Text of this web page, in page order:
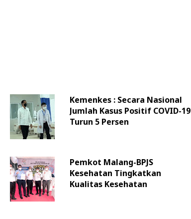
Kemenkes : Secara Nasional
Jumlah Kasus Positif COVID-19
Turun 5 Persen
Pemkot Malang-BPJS
Kesehatan Tingkatkan
Kualitas Kesehatan